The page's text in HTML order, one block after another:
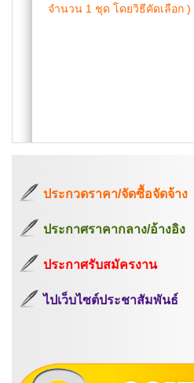
จำนวน 1 ชุด โดยวิธีคัดเลือก )
ประกวดราคา/จัดซื้อจัดจ้าง
ประกาศราคากลาง/อ้างอิง
ประกาศรับสมัครงาน
ไปเว็บไซต์ประชาสัมพันธ์